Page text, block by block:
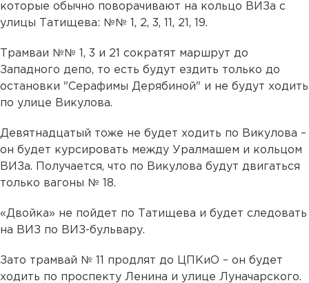
которые обычно поворачивают на кольцо ВИЗа с
улицы Татищева: №№ 1, 2, 3, 11, 21, 19.
Трамваи №№ 1, 3 и 21 сократят маршрут до
Западного депо, то есть будут ездить только до
остановки "Серафимы Дерябиной" и не будут ходить
по улице Викулова.
Девятнадцатый тоже не будет ходить по Викулова –
он будет курсировать между Уралмашем и кольцом
ВИЗа. Получается, что по Викулова будут двигаться
только вагоны № 18.
«Двойка» не пойдет по Татищева и будет следовать
на ВИЗ по ВИЗ-бульвару.
Зато трамвай № 11 продлят до ЦПКиО – он будет
ходить по проспекту Ленина и улице Луначарского.